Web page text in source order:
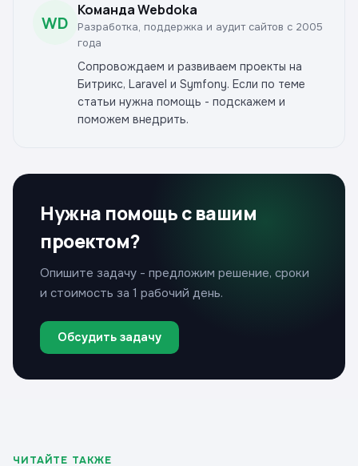
WD
Команда Webdoka
Разработка, поддержка и аудит сайтов с 2005
года
Сопровождаем и развиваем проекты на
Битрикс, Laravel и Symfony. Если по теме
статьи нужна помощь - подскажем и
поможем внедрить.
Нужна помощь с вашим
проектом?
Опишите задачу - предложим решение, сроки
и стоимость за 1 рабочий день.
Обсудить задачу
ЧИТАЙТЕ ТАКЖЕ